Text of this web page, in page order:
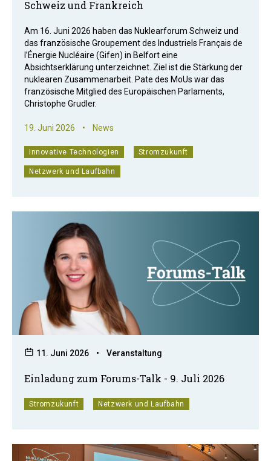
Schweiz und Frankreich
Am 16. Juni 2026 haben das Nuklearforum Schweiz und
das französische Groupement des Industriels Français de
l’Énergie Nucléaire (Gifen) in Belfort eine
Absichtserklärung unterzeichnet. Ziel ist die Stärkung der
nuklearen Zusammenarbeit. Pate des MoUs war das
französische Mitglied des Europäischen Parlaments,
Christophe Grudler.
19. Juni 2026 • News
Innovative Technologien Stromzukunft
Netzwerk und Laufbahn
11. Juni 2026 • Veranstaltung
Einladung zum Forums-Talk - 9. Juli 2026
Stromzukunft Netzwerk und Laufbahn